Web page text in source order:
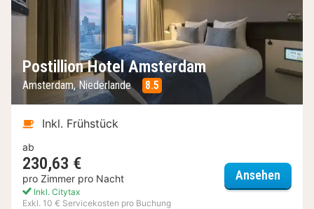
Postillion Hotel Amsterdam
Amsterdam, Niederlande 8.5
Inkl. Frühstück
ab
230,63 €
pro Zimmer pro Nacht
Inkl. Citytax
Exkl. 10 € Servicekosten pro Buchung
Ansehen